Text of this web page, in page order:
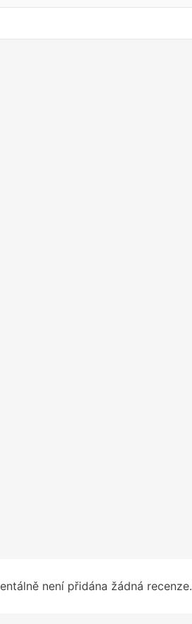
není přidána žádná recenze.